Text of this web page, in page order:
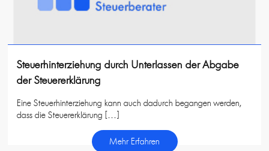
Steuerhinterziehung durch Unterlassen der Abgabe
der Steuererklärung
Eine Steuerhinterziehung kann auch dadurch begangen werden,
dass die Steuererklärung […]
Mehr Erfahren